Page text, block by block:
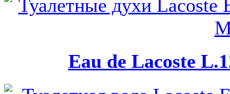
Eau de Lacoste